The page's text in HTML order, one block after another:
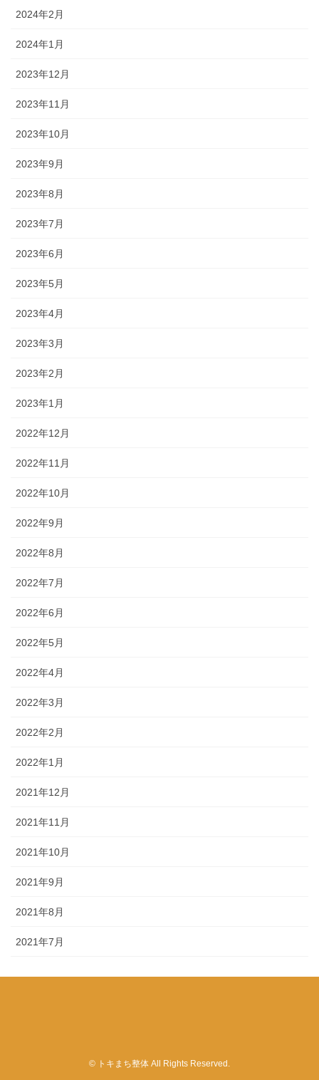
2024年2月
2024年1月
2023年12月
2023年11月
2023年10月
2023年9月
2023年8月
2023年7月
2023年6月
2023年5月
2023年4月
2023年3月
2023年2月
2023年1月
2022年12月
2022年11月
2022年10月
2022年9月
2022年8月
2022年7月
2022年6月
2022年5月
2022年4月
2022年3月
2022年2月
2022年1月
2021年12月
2021年11月
2021年10月
2021年9月
2021年8月
2021年7月
© トキまち整体 All Rights Reserved.